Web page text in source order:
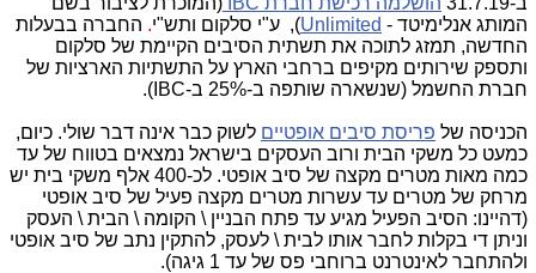
המותג אנלימיטד - Unlimited), ע"י סלקום ותש"י. החברה בבעלות
החדשה, תמזג לתוכה את תשתית הסיבים הקיימת של סלקום
ותספק שירותים מקיפים ברחבי הארץ על התשתיות הארציות של
חברת החשמל (שנשארה שותפה ב-25% ב-
IBC
).
הכניסה של פריסת סיבים אופטיים לשוק כבר אינה דבר שולי. כיום,
כמעט כל משקי הבית ורוב העסקים בישראל נמצאים בטווח של עד
כמה מאות מטרים מקצה של סיב אופטי. לכ-400 אלף משקי בית יש
מרחק של מטרים עד עשרות מטרים מקצה פעיל של סיב אופטי
(דהיינו: הסיב הפעיל מגיע עד פתח הבניין \ הקומה \ הבית \ העסק
וניתן די בקלות לחבר אותו לבית \ לעסק, להתקין נתב של סיב אופטי
ולהתחבר לאינטרנט ברוחבי פס של עד 1 גיגה).